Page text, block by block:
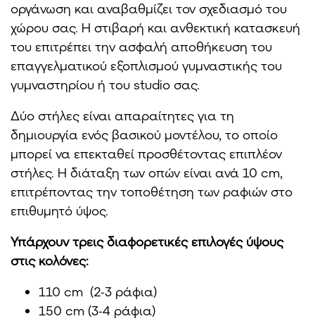
οργάνωση και αναβαθμίζει τον σχεδιασμό του
χώρου σας. Η στιβαρή και ανθεκτική κατασκευή
του επιτρέπει την ασφαλή αποθήκευση του
επαγγελματικού εξοπλισμού γυμναστικής του
γυμναστηρίου ή του studio σας.
Δύο στήλες είναι απαραίτητες για τη
δημιουργία ενός βασικού μοντέλου, το οποίο
μπορεί να επεκταθεί προσθέτοντας επιπλέον
στήλες. Η διάταξη των οπών είναι ανά 10 cm,
επιτρέποντας την τοποθέτηση των ραφιών στο
επιθυμητό ύψος.
Υπάρχουν τρεις διαφορετικές επιλογές ύψους
στις κολόνες:
110 cm (2-3 ράφια)
150 cm (3-4 ράφια)